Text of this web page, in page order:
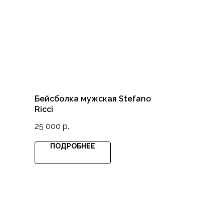
Бейсболка мужская Stefano
Ricci
25 000 р.
ПОДРОБНЕЕ